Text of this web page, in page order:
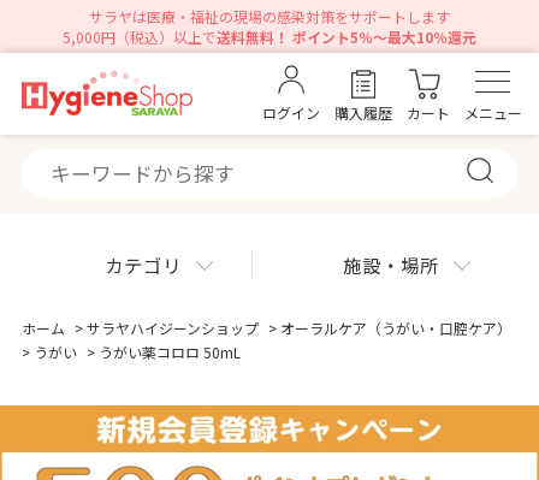
サラヤは医療・福祉の現場の感染対策をサポートします
5,000円（税込）以上で送料無料！ ポイント5％～最大10％還元
ログイン 購入履歴 カート メニュー
カテゴリ 施設・場所
ホーム >サラヤハイジーンショップ > オーラルケア（うがい・口腔ケア）
> うがい > うがい薬コロロ 50mL